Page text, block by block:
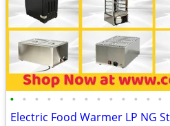
• • • • • • • • • • • • •